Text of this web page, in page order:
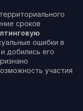
сроков
ошибки в
добились его
участия